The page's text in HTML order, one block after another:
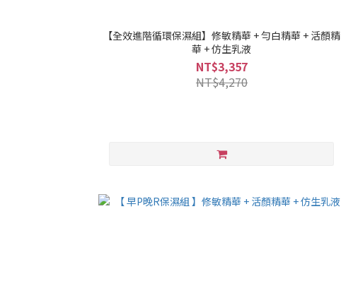
【全效進階循環保濕組】修敏精華 + 勻白精華 + 活顏精
華 + 仿生乳液
NT$3,357
NT$4,270